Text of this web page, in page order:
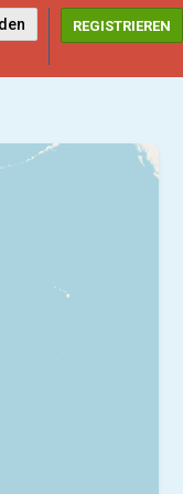
REGISTRIEREN